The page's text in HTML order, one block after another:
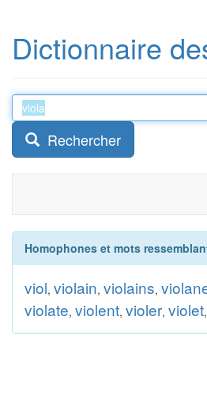
Dictionnaire
Rechercher
Homophones et mots
viol, violain, violains,
violate, violent, violer, violet,